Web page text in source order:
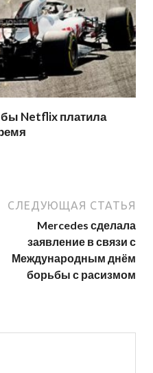
Netflix платила
СЛЕДУЮЩАЯ СТАТЬЯ
Mercedes сделала
заявление в связи с
Международным днём
борьбы с расизмом